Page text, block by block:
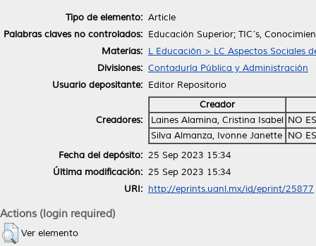
Tipo de elemento: Article
Palabras claves no controlados: Educación Superior; TIC´s,
Materias: L Educación > LC Aspectos Sociales
Divisiones: Contaduría Pública y Administración
Usuario depositante: Editor Repositorio
Creadores:
Creador
Laines Alamina, Cristina Isabel NO
Silva Almanza, Ivonne Janette NO
Fecha del depósito: 25 Sep 2023 15:34
Última modificación: 25 Sep 2023 15:34
URI: http://eprints.uanl.mx/id/eprint/25877
Actions (login required)
Ver elemento